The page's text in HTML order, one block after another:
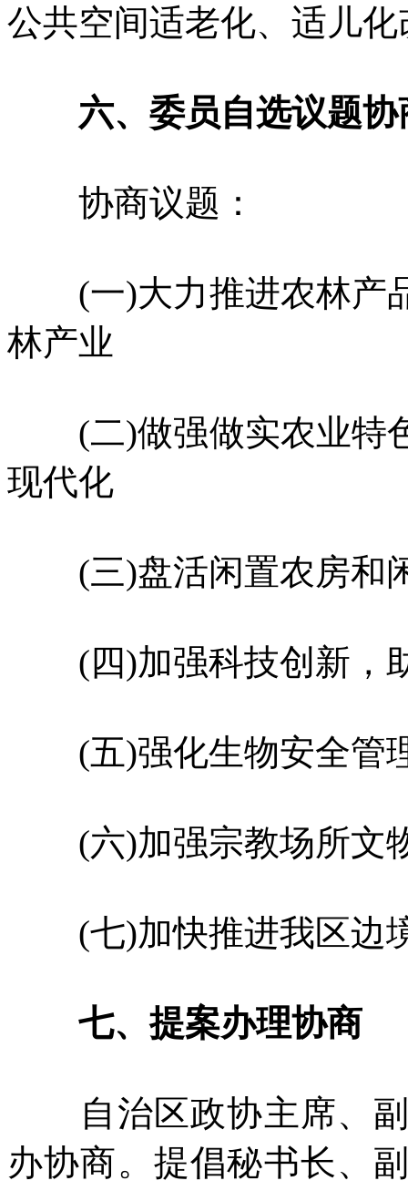
公共空间适老化、适儿
六、委员自选议题协
协商议题：
(一)大力推进农林产
林产业
(二)做强做实农业特
现代化
(三)盘活闲置农房和
(四)加强科技创新，
(五)强化生物安全管
(六)加强宗教场所文
(七)加快推进我区边
七、提案办理协商
自治区政协主席、副
办协商。提倡秘书长、